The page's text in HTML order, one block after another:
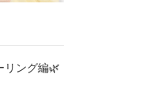
ング編🌿